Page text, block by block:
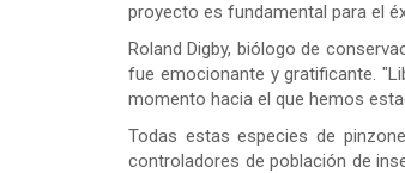
proyecto es fundamental para el
Roland Digby, biólogo de
fue emocionante y gratificante.
momento hacia el que hemos
Todas estas especies de
controladores de población de